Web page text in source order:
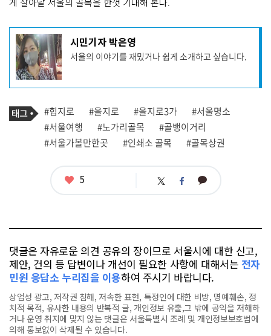
기
사
작
성
자
프
필
시민기자 박은영
서울의 이야기를 재밌거나 쉽게 소개하고 싶습니다.
기
사
관
련
태
태
그
#힙지로 #을지로 #을지로3가
#서울명소
#서울여행
#노가리골목
#골뱅이거리
#서울가볼만한곳
#인쇄소 골목 #골목상권
좋
5 트 페 카
댓글은 자유로운 의견 공유의 장이므로 서울시에 대한 신고,
제안, 건의 등 답변이나 개선이 필요한 사항에 대해서는 전자
민원 응답소 누리집을 이용하여 주시기 바랍니다.
상업성 광고, 저작권 침해, 저속한 표현, 특정인에 대한 비방, 명예훼손, 정
치적 목적, 유사한 내용의 반복적 글, 개인정보 유출,그 밖에 공익을 저해하
거나 운영 취지에 맞지 않는 댓글은 서울특별시 조례 및 개인정보보호법에
의해 통보없이 삭제될 수 있습니다.